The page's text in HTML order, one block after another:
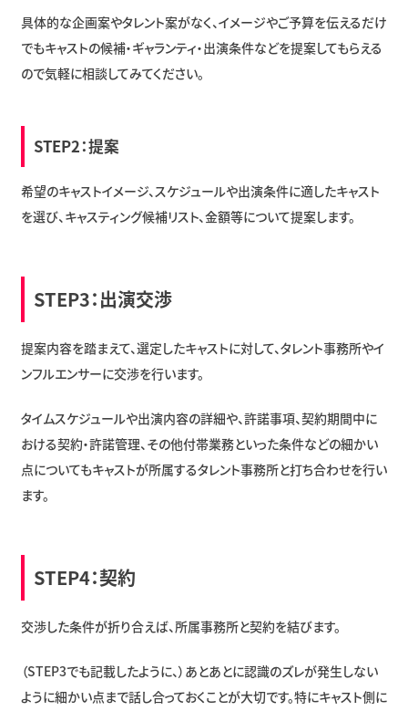
具体的な企画案やタレント案がなく、イメージやご予算を伝えるだけ
でもキャストの候補・ギャランティ・出演条件などを提案してもらえる
ので気軽に相談してみてください。
STEP2：提案
希望のキャストイメージ、スケジュールや出演条件に適したキャスト
を選び、キャスティング候補リスト、金額等について提案します。
STEP3：出演交渉
提案内容を踏まえて、選定したキャストに対して、タレント事務所やイ
ンフルエンサーに交渉を行います。
タイムスケジュールや出演内容の詳細や、許諾事項、契約期間中に
おける契約・許諾管理、その他付帯業務といった条件などの細かい
点についてもキャストが所属するタレント事務所と打ち合わせを行い
ます。
STEP4：契約
交渉した条件が折り合えば、所属事務所と契約を結びます。
（STEP3でも記載したように、）あとあとに認識のズレが発生しない
ように細かい点まで話し合っておくことが大切です。特にキャスト側に